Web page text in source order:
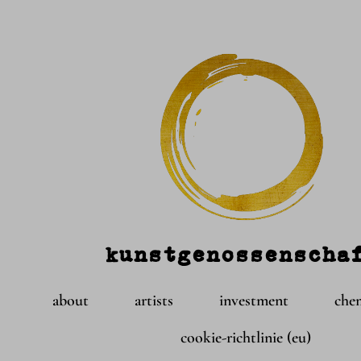
about artists investment
cookie-richtlinie (eu)